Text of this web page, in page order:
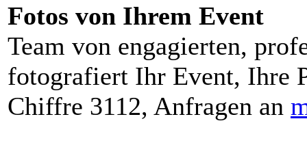
Fotos von Ihrem Event
Team von engagierten,
fotografiert Ihr Event, Ihre
Chiffre 3112, Anfragen an